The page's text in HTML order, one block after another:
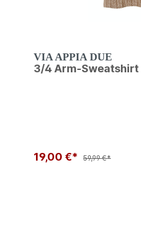
VIA APPIA DUE
3/4 Arm-Sweatshirt
19,00 €* 59,99 €*